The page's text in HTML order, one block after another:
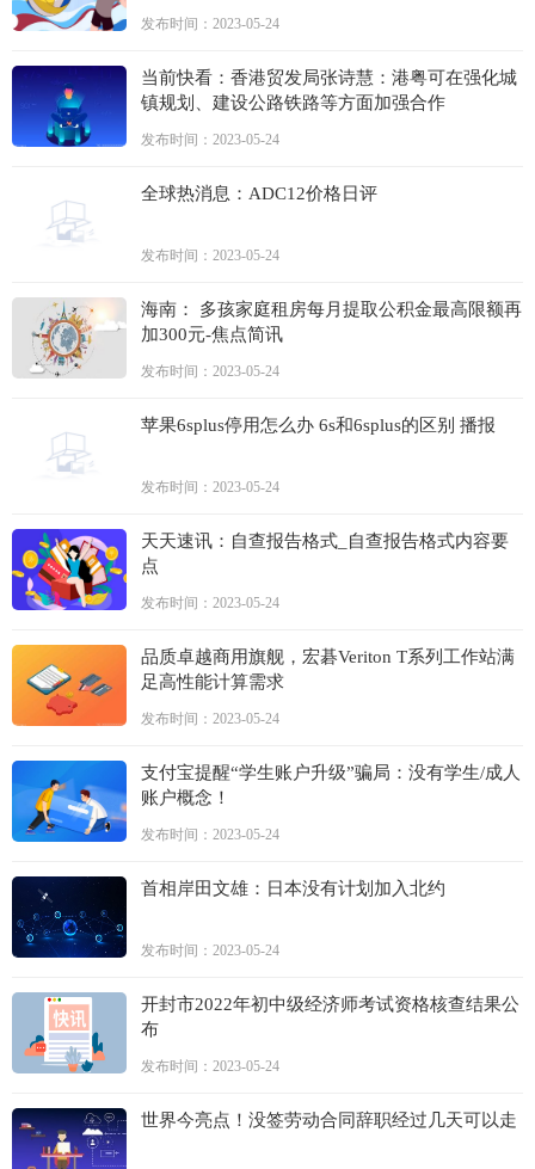
发布时间：2023-05-24
当前快看：香港贸发局张诗慧：港粤可在强化城
镇规划、建设公路铁路等方面加强合作
发布时间：2023-05-24
全球热消息：ADC12价格日评
发布时间：2023-05-24
海南： 多孩家庭租房每月提取公积金最高限额再
加300元-焦点简讯
发布时间：2023-05-24
苹果6splus停用怎么办 6s和6splus的区别 播报
发布时间：2023-05-24
天天速讯：自查报告格式_自查报告格式内容要
点
发布时间：2023-05-24
品质卓越商用旗舰，宏碁Veriton T系列工作站满
足高性能计算需求
发布时间：2023-05-24
支付宝提醒“学生账户升级”骗局：没有学生/成人
账户概念！
发布时间：2023-05-24
首相岸田文雄：日本没有计划加入北约
发布时间：2023-05-24
开封市2022年初中级经济师考试资格核查结果公
布
发布时间：2023-05-24
世界今亮点！没签劳动合同辞职经过几天可以走